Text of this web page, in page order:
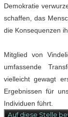
Demokratie
schaffen, das
die Konsequenzen
Mitglied von
umfassende
vielleicht gewagt
Ergebnissen für
Individuen führt.
Auf diese Stelle